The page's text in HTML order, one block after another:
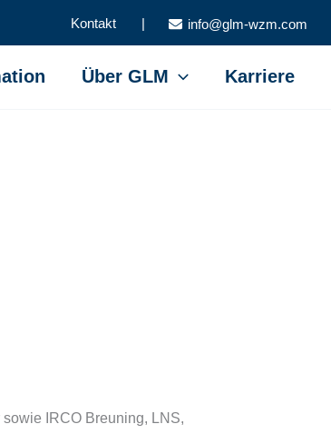
Kontakt | info@glm-wzm.com
Über GLM Karriere
IRCO Breuning, LNS,